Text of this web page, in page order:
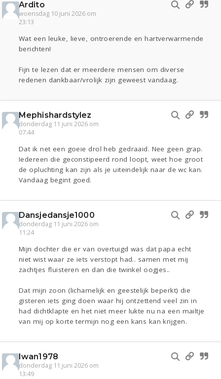
Ardito
woensdag 10 juni 2026 om
23:13
Wat een leuke, lieve, ontroerende en hartverwarmende
berichten!
Fijn te lezen dat er meerdere mensen om diverse
redenen dankbaar/vrolijk zijn geweest vandaag.
Mephishardstylez
donderdag 11 juni 2026 om
07:44
Dat ik net een goeie drol heb gedraaid. Nee geen grap.
Iedereen die geconstipeerd rond loopt, weet hoe groot
de opluchting kan zijn als je uiteindelijk naar de wc kan.
Vandaag begint goed.
Dansjedansje1000
donderdag 11 juni 2026 om
11:24
Mijn dochter die er van overtuigd was dat papa echt
niet wist waar ze iets verstopt had.. samen met mij
zachtjes fluisteren en dan die twinkel oogjes..
Dat mijn zoon (lichamelijk en geestelijk beperkt) die
gisteren iets ging doen waar hij ontzettend veel zin in
had dichtklapte en het niet meer lukte nu na een mailtje
van mij op korte termijn nog een kans kan krijgen.
Iwan1978
donderdag 11 juni 2026 om
13:49